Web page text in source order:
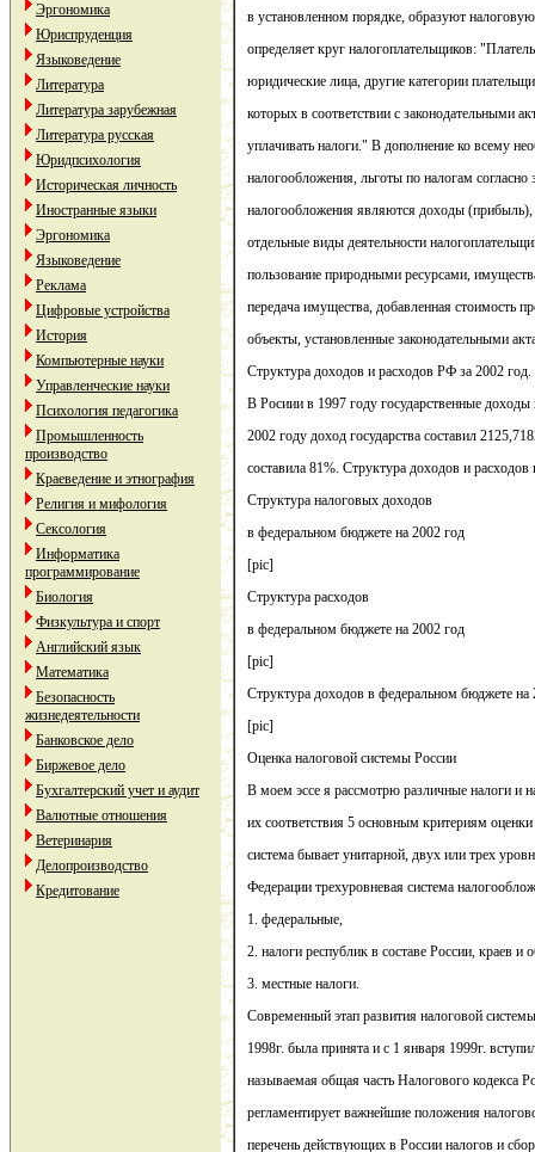
Эргономика
Юриспруденция
Языковедение
Литература
Литература зарубежная
Литература русская
Юридпсихология
Историческая личность
Иностранные языки
Эргономика
Языковедение
Реклама
Цифровые устройства
История
Компьютерные науки
Управленческие науки
Психология педагогика
Промышленность
производство
Краеведение и этнография
Религия и мифология
Сексология
Информатика
программирование
Биология
Физкультура и спорт
Английский язык
Математика
Безопасность
жизнедеятельности
Банковское дело
Биржевое дело
Бухгалтерский учет и аудит
Валютные отношения
Ветеринария
Делопроизводство
Кредитование
в установленном порядке, образуют
определяет круг налогоплательщиков:
юридические лица, другие категории
которых в соответствии с законодательными
уплачивать налоги." В дополнение ко всему
налогообложения, льготы по налогам
налогообложения являются доходы (прибыль),
отдельные виды деятельности
пользование природными ресурсами,
передача имущества, добавленная стоимость
объекты, установленные законодательными
Структура доходов и расходов РФ за 2002 год.
В Росиии в 1997 году государственные
2002 году доход государства составил
составила 81%. Структура доходов и расходов
Структура налоговых доходов
в федеральном бюджете на 2002 год
[pic]
Структура расходов
в федеральном бюджете на 2002 год
[pic]
Структура доходов в федеральном бюджете на
[pic]
Оценка налоговой системы России
В моем эссе я рассмотрю различные налоги и
их соответствия 5 основным критериям
система бывает унитарной, двух или трех
Федерации трехуровневая система
1. федеральные,
2. налоги республик в составе России, краев и
3. местные налоги.
Современный этап развития налоговой
1998г. была принята и с 1 января 1999г.
называемая общая часть Налогового кодекса
регламентирует важнейшие положения
перечень действующих в России налогов и